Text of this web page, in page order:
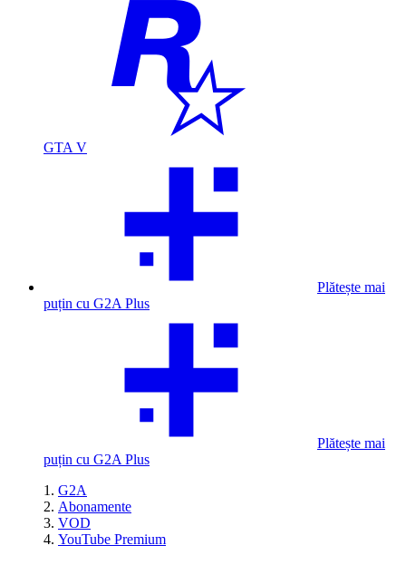
GTA V
Plătește mai
puțin cu G2A Plus
Plătește mai
puțin cu G2A Plus
G2A
Abonamente
VOD
YouTube Premium